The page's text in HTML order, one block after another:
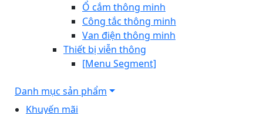
Ổ cắm thông minh
Công tắc thông minh
Van điện thông minh
Thiết bị viễn thông
[Menu Segment]
Danh mục sản phẩm
Khuyến mãi